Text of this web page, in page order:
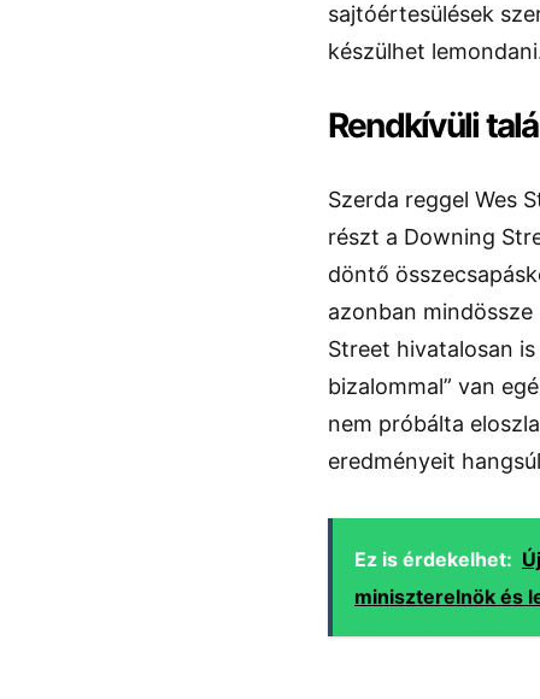
sajtóértesülések
készülhet
Rendkívüli
Szerda reggel Wes
részt a Downing
döntő
azonban
Street hivatalosan
bizalommal” van
nem próbálta
eredményeit
Ez is érdekelhet:
miniszterelnök és